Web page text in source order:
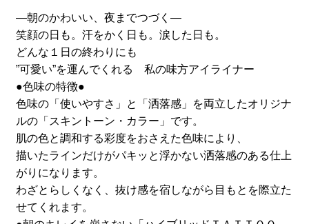
―朝のかわいい、夜までつづく―
笑顔の日も。汗をかく日も。涙した日も。
どんな１日の終わりにも
”可愛い”を運んでくれる 私の味方アイライナー
●色味の特徴●
色味の「使いやすさ」と「洒落感」を両立したオリジナ
ルの「スキントーン・カラー」です。
肌の色と調和する彩度をおさえた色味により、
描いたラインだけがパキッと浮かない洒落感のある仕上
がりになります。
わざとらしくなく、抜け感を宿しながら目もとを際立た
せてくれます。